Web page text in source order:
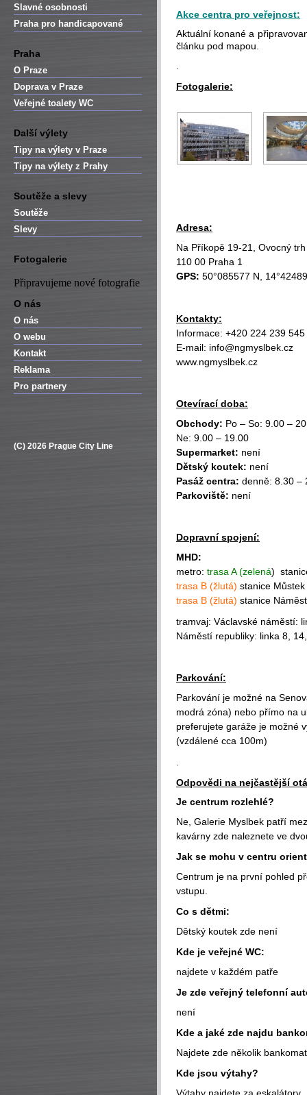
Slavné osobnosti
Praha pro handicapované
Praha
O Praze
Doprava v Praze
Veřejné toalety WC
Další výlety
Tipy na výlety v Praze
Tipy na výlety z Prahy
Soutěže a slevy
Soutěže
Slevy
Fotogalerie
Připravujeme nové fotografie
O nás
O nás
O webu
Kontakt
Reklama
Pro partnery
(C) 2026 Prague City Line
Akce centra pro veřejnost:
Aktuální konané a
článku pod mapou.
Fotogalerie:
Adresa:
Na Příkopě 19-21, Ovocný
110 00 Praha 1
GPS: 50°085577 N,
Kontakty:
Informace: +420 224 239
E-mail: info@ngmyslbek.cz
www.ngmyslbek.cz
Otevírací doba:
Obchody: Po – So: 9.00 –
Ne: 9.00 – 19.00
Supermarket: není
Dětský koutek: není
Pasáž centra: denně: 8.30 –
Parkoviště: není
Dopravní spojení:
MHD:
metro: trasa A (zelená)
trasa B (žlutá) stanice
trasa B (žlutá) stanice
tramvaj: Václavské náměstí:
Náměstí republiky: linka 8,
Parkování:
Parkování je možné na
modrá zóna) nebo přímo na
preferujete garáže je možné
(vzdálené cca 100m)
Odpovědi na nejčastější
Je centrum rozlehlé?
Ne, Galerie Myslbek patří
kavárny zde naleznete ve
Jak se mohu v centru
Centrum je na první pohled
vstupu.
Co s dětmi:
Dětský koutek zde není
Kde je veřejné WC:
najdete v každém patře
Je zde veřejný telefonní
není
Kde a jaké zde najdu
Najdete zde několik
Kde jsou výtahy?